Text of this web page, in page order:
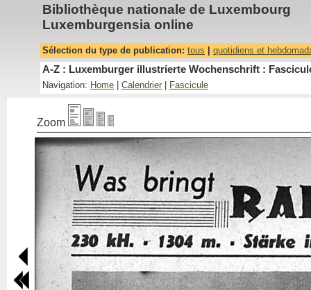
Bibliothèque nationale de Luxembourg
Luxemburgensia online
Sélection du type de publication: tous quotidiens et
A-Z : Luxemburger illustrierte Wochenschrift :
Navigation: Home Calendrier Fascicule
Zoom